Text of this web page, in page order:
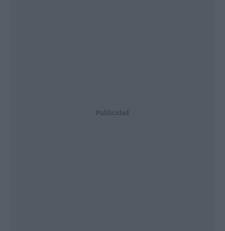
Publicidad